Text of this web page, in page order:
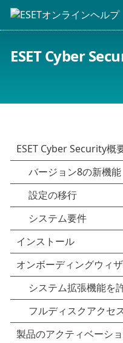
ESET Cyber